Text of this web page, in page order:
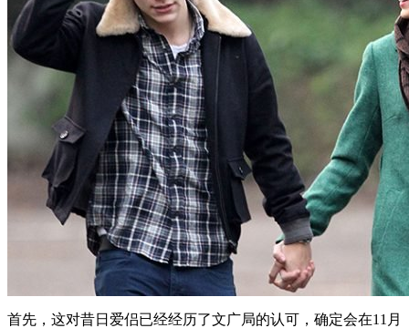
首先，这对昔日爱侣已经经历了文广局的认可，确定会在11月